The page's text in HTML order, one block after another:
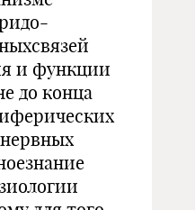
и функции
до конца